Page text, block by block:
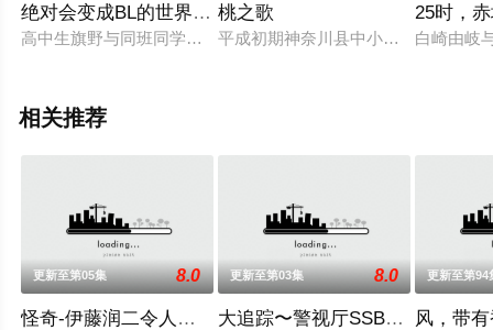
绝对会变成BL的世界VS绝不想变成BL的男人最终章
高中生旗野与同班同学菊池曾同时向“路人”告白，虽勉强化解尴
桃之歌
平成初期神奈川县中小学间流行的《
25时，
白崎由岐
相关推荐
更新至第05集 8.0
怪奇-伊藤润二令人彻夜难眠的奇异故事－
更新至第03集 8.0
大追踪〜警视厅SSBC强行犯系
更新至第94
风，带